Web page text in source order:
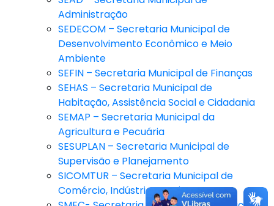
Administração
SEDECOM – Secretaria Municipal de
Desenvolvimento Econômico e Meio
Ambiente
SEFIN – Secretaria Municipal de Finanças
SEHAS – Secretaria Municipal de
Habitação, Assistência Social e Cidadania
SEMAP – Secretaria Municipal da
Agricultura e Pecuária
SESUPLAN – Secretaria Municipal de
Supervisão e Planejamento
SICOMTUR – Secretaria Municipal de
Comércio, Indústria e Turismo